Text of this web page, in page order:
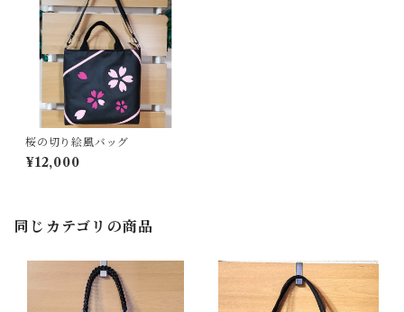
桜の切り絵風バッグ
¥12,000
同じカテゴリの商品